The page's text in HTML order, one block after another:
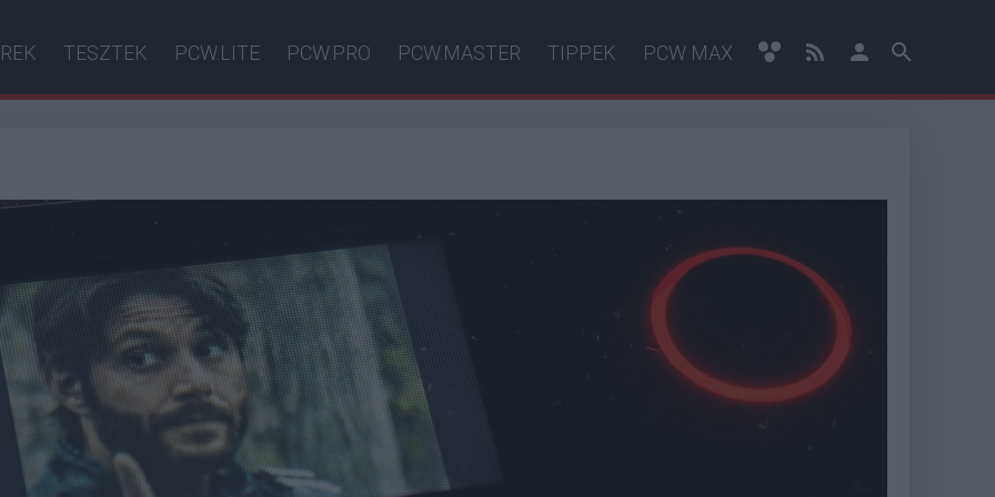
TESZTEK PCW.LITE PCW.PRO PCW.MASTER TIPPEK PCW MAX